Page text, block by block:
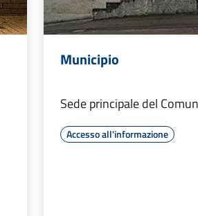
Municipio
Sede principale del
Accesso all'informazione